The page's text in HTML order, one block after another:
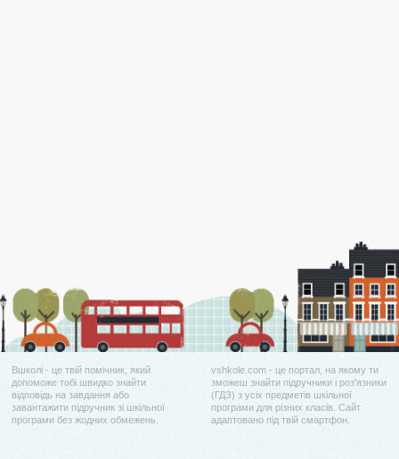
Вшколі - це твій помічник, який
допоможе тобі швидко знайти
відповідь на завдання або
завантажити підручник зі шкільної
програми без жодних обмежень.
vshkole.com - це портал, на якому ти
зможеш знайти підручники і роз'язники
(ГДЗ) з усіх предметів шкільної
програми для різних класів. Сайт
адаптовано під твій смартфон.